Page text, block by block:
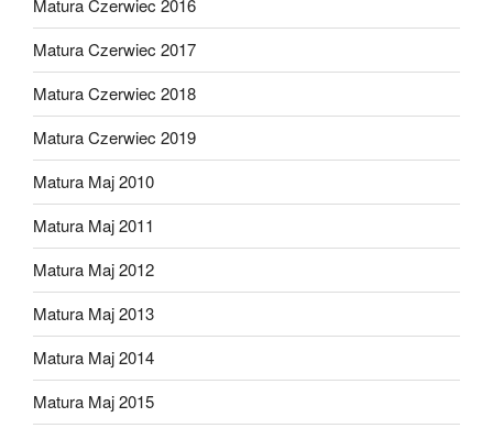
Matura Czerwiec 2016
Matura Czerwiec 2017
Matura Czerwiec 2018
Matura Czerwiec 2019
Matura Maj 2010
Matura Maj 2011
Matura Maj 2012
Matura Maj 2013
Matura Maj 2014
Matura Maj 2015